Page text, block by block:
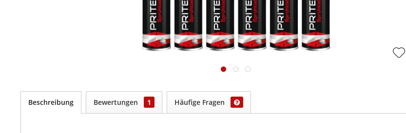
Beschreibung Bewertungen 1 Häufige Fragen